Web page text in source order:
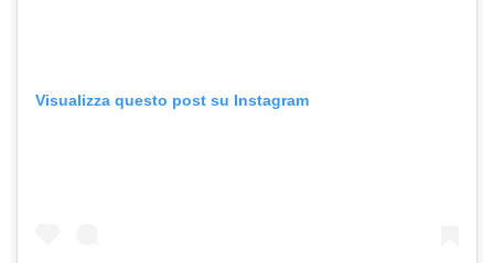
Visualizza questo post su Instagram